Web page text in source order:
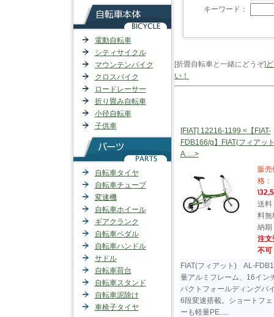
電動自転車
シティサイクル
マウンテンバイク
クロスバイク
ロードレーサー
折り畳み自転車
小径自転車
子供車
自転車タイヤ
自転車チューブ
変速機
自転車ホイール
ギアクランク
自転車ペダル
自転車ハンドル
サドル
自転車荷台
自転車スタンド
自転車泥除け
車椅子タイヤ
キーワード：
[折畳自転車と一緒にどうぞ]
い！
[FIAT] 12216-1199 <【FIAT-
FDB166/g】FIAT(フィア
A.....>
販売
格：
送料
料無
納期
注文
不可
FIAT(フィアット) AL-
量アルミフレーム、16イン
パクトフォールディングバ
6段変速搭載。ショートフェ
ーも軽量PE.....